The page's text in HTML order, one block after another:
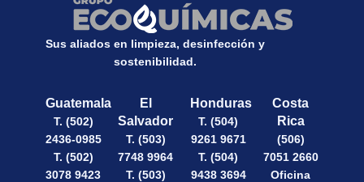
Sus aliados en limpieza, desinfección y
sostenibilidad.
Guatemala
T. (502)
2436-0985
T. (502)
3078 9423
El
Salvador
T. (503)
7748 9964
T. (503)
Honduras
T. (504)
9261 9671
T. (504)
9438 3694
Costa
Rica
(506)
7051 2660
Oficina